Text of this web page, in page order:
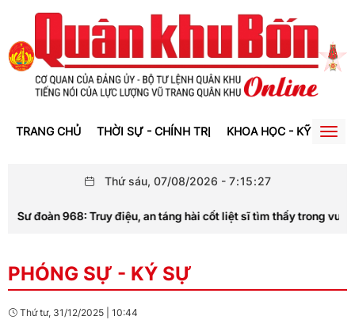
TRANG CHỦ THỜI SỰ - CHÍNH TRỊ KHOA HỌC - KỸ THUẬT
Thứ sáu, 07/08/2026 - 7:15:27
Sư đoàn 968: Truy điệu, an táng hài cốt liệt sĩ tìm thấy trong vườn
PHÓNG SỰ - KÝ SỰ
Thứ tư, 31/12/2025 10:44